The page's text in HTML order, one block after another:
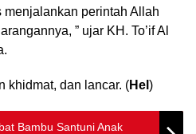
perintah Allah
” ujar KH. To’if Al
khidmat, dan lancar. (Hel )
Bambu Santuni Anak